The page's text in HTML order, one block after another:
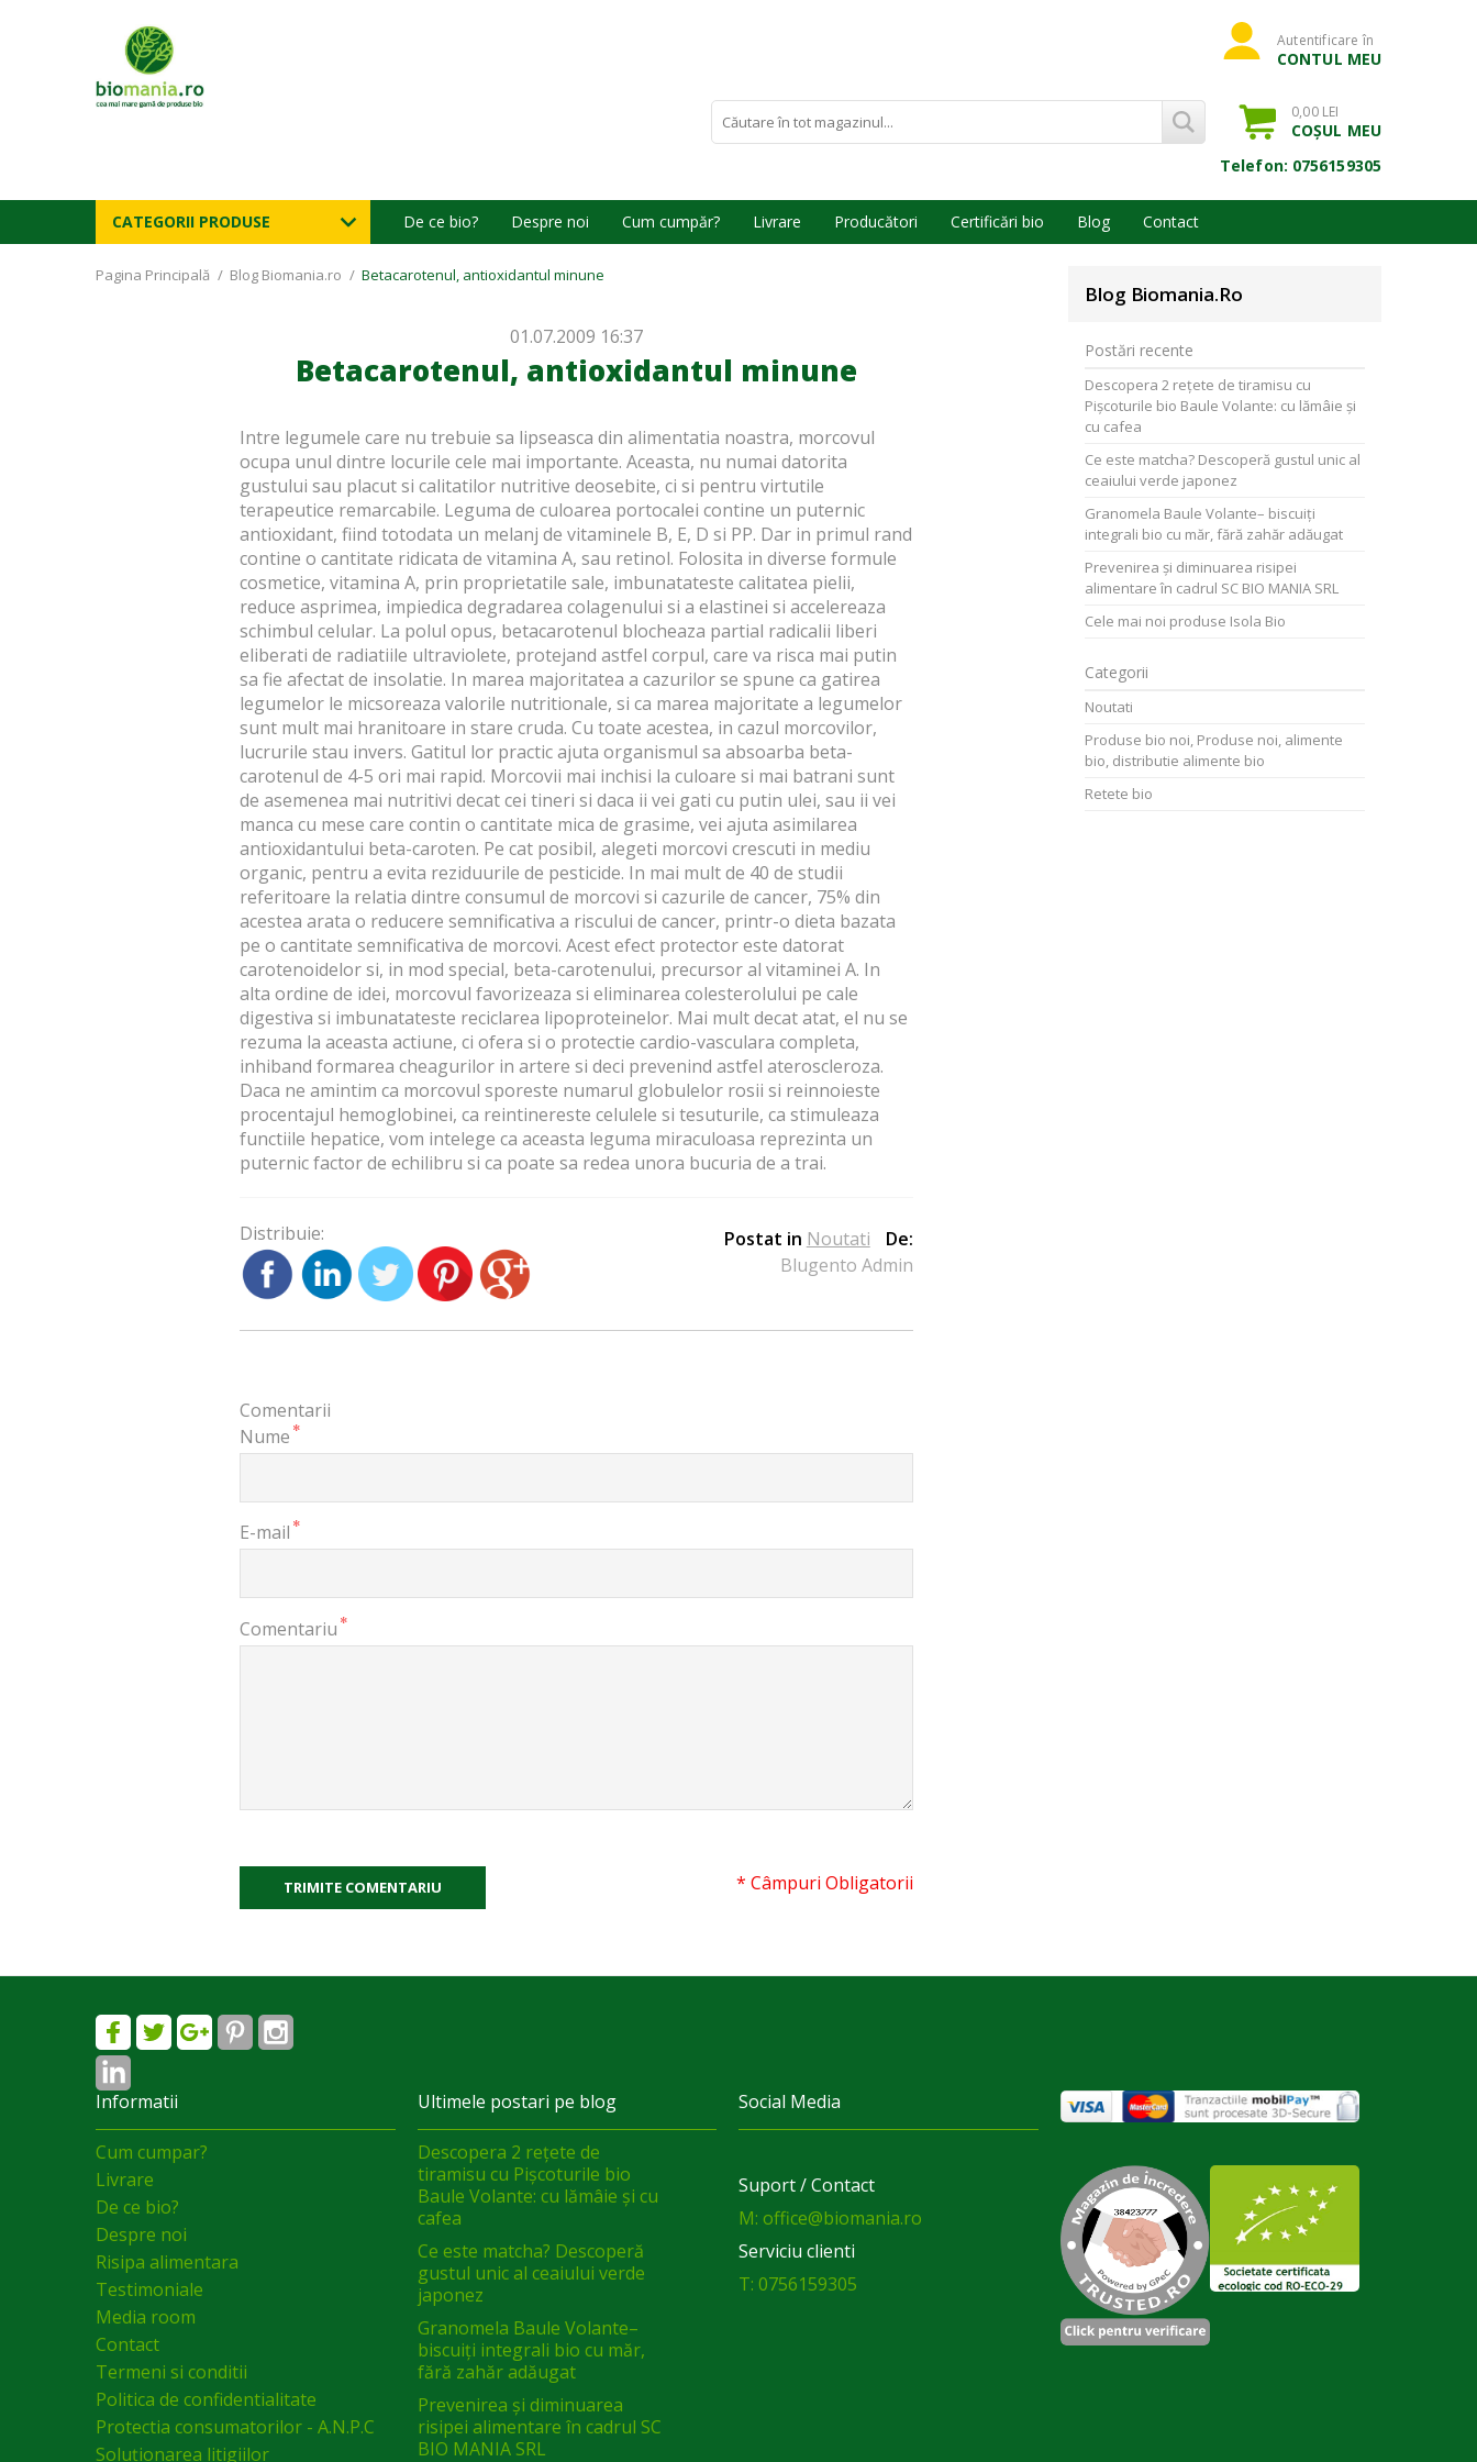
Autentificare în
CONTUL MEU
0,00 LEI
COȘUL MEU
Telefon: 0756159305
CATEGORII PRODUSE De ce bio? Despre noi Cum cumpăr? Livrare Producători Certificări bio Blog Contact
Pagina Principală / Blog Biomania.ro / Betacarotenul, antioxidantul minune
Betacarotenul, antioxidantul minune
01.07.2009 16:37
Intre legumele care nu trebuie sa lipseasca din alimentatia noastra, morcovul
ocupa unul dintre locurile cele mai importante. Aceasta, nu numai datorita
gustului sau placut si calitatilor nutritive deosebite, ci si pentru virtutile
terapeutice remarcabile. Leguma de culoarea portocalei contine un puternic
antioxidant, fiind totodata un melanj de vitaminele B, E, D si PP. Dar in primul rand
contine o cantitate ridicata de vitamina A, sau retinol. Folosita in diverse formule
cosmetice, vitamina A, prin proprietatile sale, imbunatateste calitatea pielii,
reduce asprimea, impiedica degradarea colagenului si a elastinei si accelereaza
schimbul celular. La polul opus, betacarotenul blocheaza partial radicalii liberi
eliberati de radiatiile ultraviolete, protejand astfel corpul, care va risca mai putin
sa fie afectat de insolatie. In marea majoritatea a cazurilor se spune ca gatirea
legumelor le micsoreaza valorile nutritionale, si ca marea majoritate a legumelor
sunt mult mai hranitoare in stare cruda. Cu toate acestea, in cazul morcovilor,
lucrurile stau invers. Gatitul lor practic ajuta organismul sa absoarba beta-
carotenul de 4-5 ori mai rapid. Morcovii mai inchisi la culoare si mai batrani sunt
de asemenea mai nutritivi decat cei tineri si daca ii vei gati cu putin ulei, sau ii vei
manca cu mese care contin o cantitate mica de grasime, vei ajuta asimilarea
antioxidantului beta-caroten. Pe cat posibil, alegeti morcovi crescuti in mediu
organic, pentru a evita reziduurile de pesticide. In mai mult de 40 de studii
referitoare la relatia dintre consumul de morcovi si cazurile de cancer, 75% din
acestea arata o reducere semnificativa a riscului de cancer, printr-o dieta bazata
pe o cantitate semnificativa de morcovi. Acest efect protector este datorat
carotenoidelor si, in mod special, beta-carotenului, precursor al vitaminei A. In
alta ordine de idei, morcovul favorizeaza si eliminarea colesterolului pe cale
digestiva si imbunatateste reciclarea lipoproteinelor. Mai mult decat atat, el nu se
rezuma la aceasta actiune, ci ofera si o protectie cardio-vasculara completa,
inhiband formarea cheagurilor in artere si deci prevenind astfel ateroscleroza.
Daca ne amintim ca morcovul sporeste numarul globulelor rosii si reinnoieste
procentajul hemoglobinei, ca reintinereste celulele si tesuturile, ca stimuleaza
functiile hepatice, vom intelege ca aceasta leguma miraculoasa reprezinta un
puternic factor de echilibru si ca poate sa redea unora bucuria de a trai.
Distribuie: Postat in Noutati
De:
Blugento Admin
Comentarii
Nume *
E-mail *
Comentariu *
* Câmpuri Obligatorii
TRIMITE COMENTARIU
Blog Biomania.ro
Postări recente
Descopera 2 rețete de tiramisu cu
Pișcoturile bio Baule Volante: cu lămâie și
cu cafea
Ce este matcha? Descoperă gustul unic al
ceaiului verde japonez
Granomela Baule Volante– biscuiți
integrali bio cu măr, fără zahăr adăugat
Prevenirea și diminuarea risipei
alimentare în cadrul SC BIO MANIA SRL
Cele mai noi produse Isola Bio
Categorii
Noutati
Produse bio noi, Produse noi, alimente
bio, distributie alimente bio
Retete bio
Informatii
Cum cumpar?
Livrare
De ce bio?
Despre noi
Risipa alimentara
Testimoniale
Media room
Contact
Termeni si conditii
Politica de confidentialitate
Protectia consumatorilor - A.N.P.C
Soluționarea litigiilor
Ultimele postari pe blog
Descopera 2 rețete de
tiramisu cu Pișcoturile bio
Baule Volante: cu lămâie și cu
cafea
Ce este matcha? Descoperă
gustul unic al ceaiului verde
japonez
Granomela Baule Volante–
biscuiți integrali bio cu măr,
fără zahăr adăugat
Prevenirea și diminuarea
risipei alimentare în cadrul SC
BIO MANIA SRL
Social Media
Suport / Contact
M: office@biomania.ro
Serviciu clienti
T: 0756159305